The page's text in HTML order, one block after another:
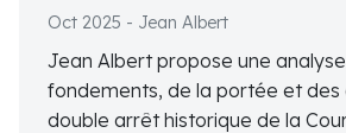
les arrêts de la Cour
cassation
Oct 2025 - Jean Albert
Jean Albert propose une
fondements, de la portée et des
double arrêt historique de la